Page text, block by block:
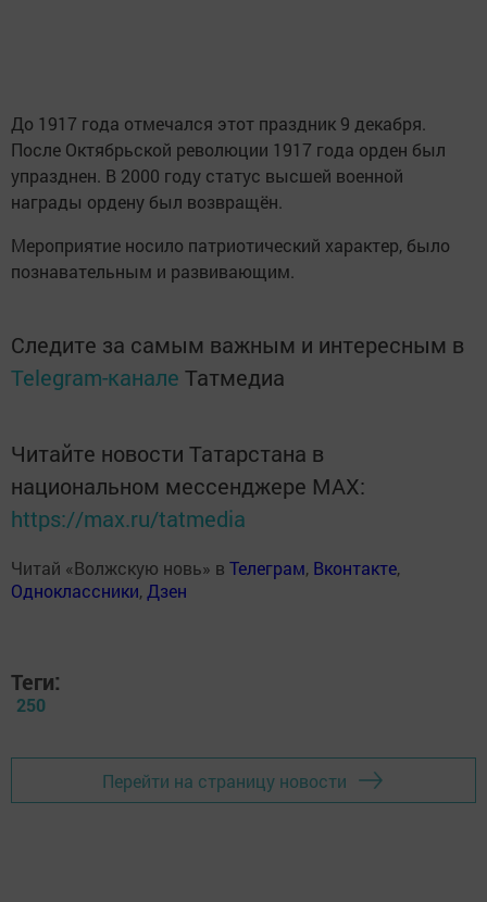
До 1917 года отмечался этот праздник 9 декабря.
После Октябрьской революции 1917 года орден был
упразднен. В 2000 году статус высшей военной
награды ордену был возвращён.
Мероприятие носило патриотический характер, было
познавательным и развивающим.
Следите за самым важным и интересным в
Telegram-канале Татмедиа
Читайте новости Татарстана в
национальном мессенджере MАХ:
https://max.ru/tatmedia
Читай «Волжскую новь» в Телеграм, Вконтакте,
Одноклассники, Дзен
Теги:
250
Перейти на страницу новости